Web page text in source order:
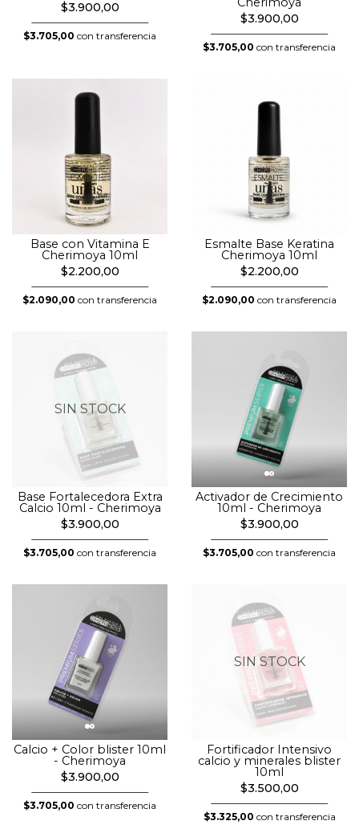
$3.900,00
$3.705,00 con transferencia
$3.900,00
$3.705,00 con transferencia
Base con Vitamina E
Cherimoya 10ml
$2.200,00
$2.090,00 con transferencia
Esmalte Base Keratina
Cherimoya 10ml
$2.200,00
$2.090,00 con transferencia
SIN STOCK
Base Fortalecedora Extra
Calcio 10ml - Cherimoya
$3.900,00
$3.705,00 con transferencia
Activador de Crecimiento
10ml - Cherimoya
$3.900,00
$3.705,00 con transferencia
Calcio + Color blister 10ml
- Cherimoya
$3.900,00
$3.705,00 con transferencia
SIN STOCK
Fortificador Intensivo
calcio y minerales blister
10ml
$3.500,00
$3.325,00 con transferencia